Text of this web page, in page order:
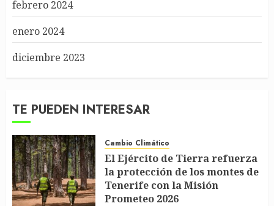
febrero 2024
enero 2024
diciembre 2023
TE PUEDEN INTERESAR
Cambio Climático
El Ejército de Tierra refuerza
la protección de los montes de
Tenerife con la Misión
Prometeo 2026